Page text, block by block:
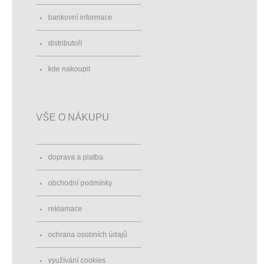
bankovní informace
distributoři
kde nakoupit
VŠE O NÁKUPU
doprava a platba
obchodní podmínky
reklamace
ochrana osobních údajů
využívání cookies